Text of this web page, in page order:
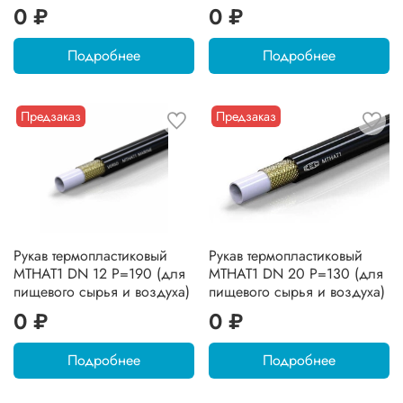
0 ₽
Подробнее
0 ₽
Подробнее
Предзаказ
Рукав термопластиковый
MTHAT1 DN 12 P=190 (для
пищевого сырья и воздуха)
0 ₽
Подробнее
Предзаказ
Рукав термопластиковый
MTHAT1 DN 20 P=130 (для
пищевого сырья и воздуха)
0 ₽
Подробнее